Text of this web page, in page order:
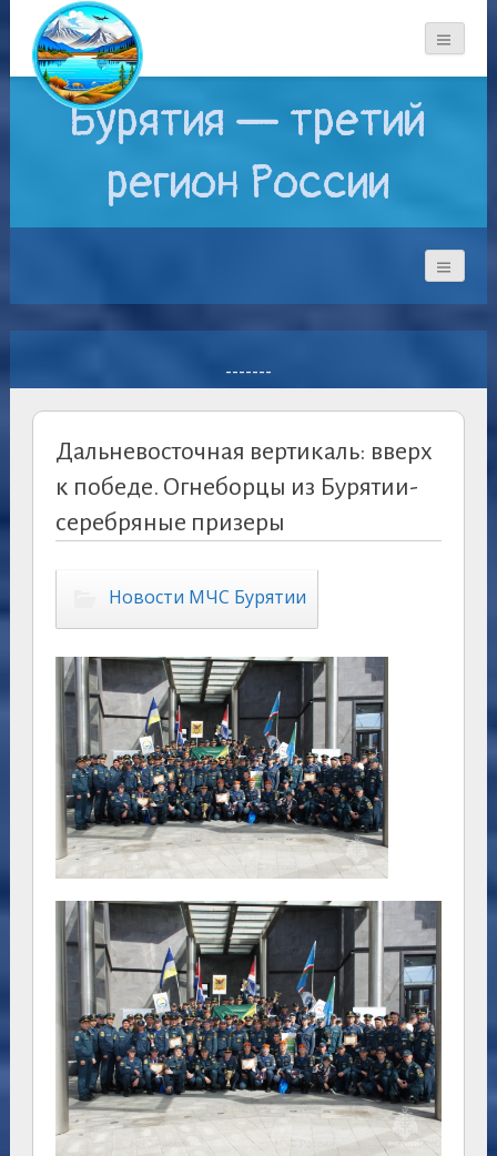
Бурятия — третий
регион России
-------
Дальневосточная вертикаль: вверх
к победе. Огнеборцы из Бурятии-
серебряные призеры
Новости МЧС Бурятии